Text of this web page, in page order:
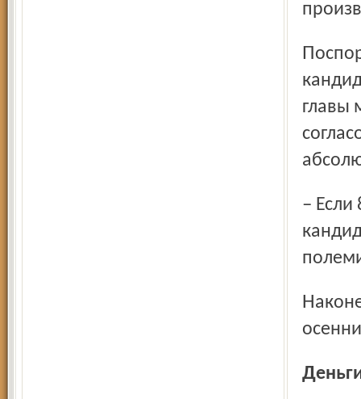
Поспорили о выборах губернатора. По новому закону
главы
– Если 8 процентов депутатского корпуса не поддержат
Наконец, закон приняли. Теперь его проверят «в деле» на